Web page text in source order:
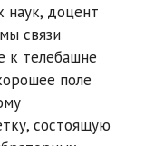
наук, доцент
связи
к телебашне
поле
состоящую